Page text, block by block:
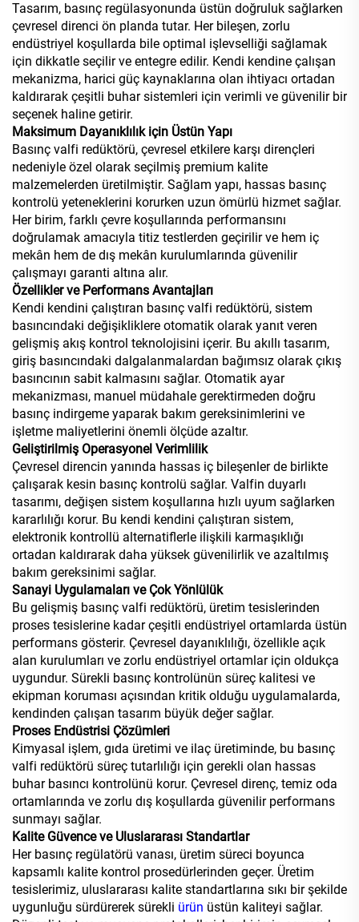
Tasarım, basınç regülasyonunda üstün doğruluk sağlarken
çevresel direnci ön planda tutar. Her bileşen, zorlu
endüstriyel koşullarda bile optimal işlevselliği sağlamak
için dikkatle seçilir ve entegre edilir. Kendi kendine çalışan
mekanizma, harici güç kaynaklarına olan ihtiyacı ortadan
kaldırarak çeşitli buhar sistemleri için verimli ve güvenilir bir
seçenek haline getirir.
Maksimum Dayanıklılık için Üstün Yapı
Basınç valfi redüktörü, çevresel etkilere karşı dirençleri
nedeniyle özel olarak seçilmiş premium kalite
malzemelerden üretilmiştir. Sağlam yapı, hassas basınç
kontrolü yeteneklerini korurken uzun ömürlü hizmet sağlar.
Her birim, farklı çevre koşullarında performansını
doğrulamak amacıyla titiz testlerden geçirilir ve hem iç
mekân hem de dış mekân kurulumlarında güvenilir
çalışmayı garanti altına alır.
Özellikler ve Performans Avantajları
Kendi kendini çalıştıran basınç valfi redüktörü, sistem
basıncındaki değişikliklere otomatik olarak yanıt veren
gelişmiş akış kontrol teknolojisini içerir. Bu akıllı tasarım,
giriş basıncındaki dalgalanmalardan bağımsız olarak çıkış
basıncının sabit kalmasını sağlar. Otomatik ayar
mekanizması, manuel müdahale gerektirmeden doğru
basınç indirgeme yaparak bakım gereksinimlerini ve
işletme maliyetlerini önemli ölçüde azaltır.
Geliştirilmiş Operasyonel Verimlilik
Çevresel direncin yanında hassas iç bileşenler de birlikte
çalışarak kesin basınç kontrolü sağlar. Valfin duyarlı
tasarımı, değişen sistem koşullarına hızlı uyum sağlarken
kararlılığı korur. Bu kendi kendini çalıştıran sistem,
elektronik kontrollü alternatiflerle ilişkili karmaşıklığı
ortadan kaldırarak daha yüksek güvenilirlik ve azaltılmış
bakım gereksinimi sağlar.
Sanayi Uygulamaları ve Çok Yönlülük
Bu gelişmiş basınç valfi redüktörü, üretim tesislerinden
proses tesislerine kadar çeşitli endüstriyel ortamlarda üstün
performans gösterir. Çevresel dayanıklılığı, özellikle açık
alan kurulumları ve zorlu endüstriyel ortamlar için oldukça
uygundur. Sürekli basınç kontrolünün süreç kalitesi ve
ekipman koruması açısından kritik olduğu uygulamalarda,
kendinden çalışan tasarım büyük değer sağlar.
Proses Endüstrisi Çözümleri
Kimyasal işlem, gıda üretimi ve ilaç üretiminde, bu basınç
valfi redüktörü süreç tutarlılığı için gerekli olan hassas
buhar basıncı kontrolünü korur. Çevresel direnç, temiz oda
ortamlarında ve zorlu dış koşullarda güvenilir performans
sunmayı sağlar.
Kalite Güvence ve Uluslararası Standartlar
Her basınç regülatörü vanası, üretim süreci boyunca
kapsamlı kalite kontrol prosedürlerinden geçer. Üretim
tesislerimiz, uluslararası kalite standartlarına sıkı bir şekilde
uygunluğu sürdürerek sürekli ürün üstün kaliteyi sağlar.